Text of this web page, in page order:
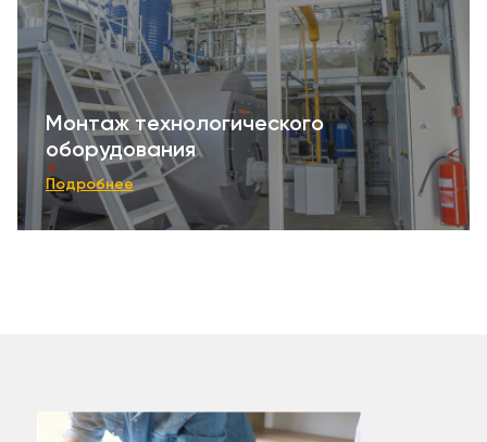
Монтаж технологического
оборудования
Подробнее